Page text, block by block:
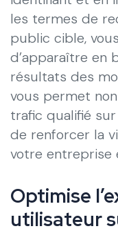
les termes de
public cible,
d’apparaître en
résultats des
vous permet
trafic qualifié
de renforcer la
votre entreprise
Optimise
utilisateur